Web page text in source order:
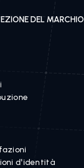
DEL MARCHIO
d'identità